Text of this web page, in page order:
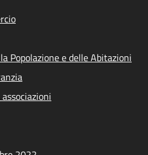
Popolazione e delle Abitazioni